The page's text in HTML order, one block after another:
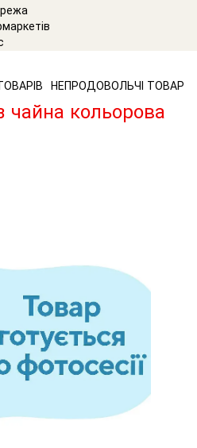
НЕПРОДОВОЛЬЧІ ТОВАРИ
кольорова